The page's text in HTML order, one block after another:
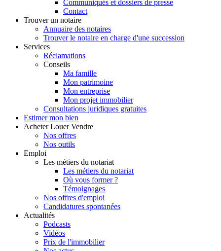
Communiqués et dossiers de presse
Contact
Trouver un notaire
Annuaire des notaires
Trouver le notaire en charge d'une succession
Services
Réclamations
Conseils
Ma famille
Mon patrimoine
Mon entreprise
Mon projet immobilier
Consultations juridiques gratuites
Estimer mon bien
Acheter Louer Vendre
Nos offres
Nos outils
Emploi
Les métiers du notariat
Les métiers du notariat
Où vous former ?
Témoignages
Nos offres d'emploi
Candidatures spontanées
Actualités
Podcasts
Vidéos
Prix de l'immobilier